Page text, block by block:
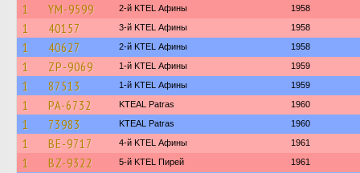
1 YM-9599 2-й KTEL Афины 1958
1 40157 3-й KTEL Афины 1958
1 40627 2-й KTEL Афины 1958
1 ZP-9069 1-й KTEL Афины 1959
1 87513 1-й KTEL Афины 1959
1 PA-6732 KTEAL Patras 1960
1 73983 KTEAL Patras 1960
1 BE-9717 4-й KTEL Афины 1961
1 BZ-9322 5-й KTEL Пирей 1961